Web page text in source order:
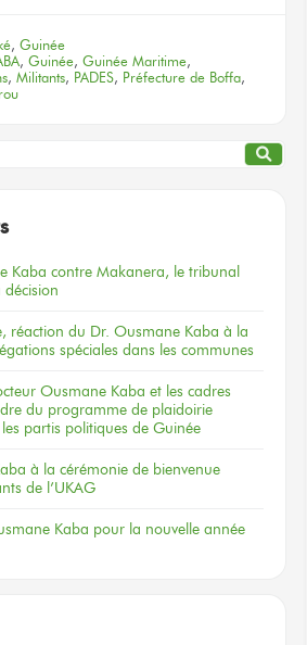
, Guinée
, Guinée, Guinée Maritime,
, Militants, PADES, Préfecture de Boffa,
Kaba contre Makanera, le tribunal
décision
réaction du Dr. Ousmane Kaba à la
spéciales dans les communes
Ousmane Kaba et les cadres
du programme de plaidoirie
partis politiques de Guinée
à la cérémonie de bienvenue
de l’UKAG
Kaba pour la nouvelle année